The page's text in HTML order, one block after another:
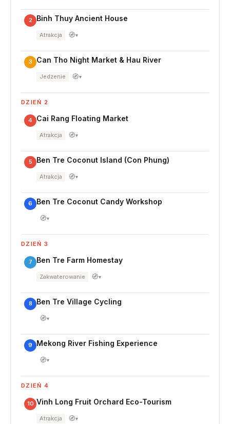
2 Binh Thuy Ancient House
Atrakcja 🧭▾
3 Can Tho Night Market & Hau River
Jedzenie 🧭▾
DZIEŃ 2
4 Cai Rang Floating Market
Atrakcja 🧭▾
5 Ben Tre Coconut Island (Con Phung)
Atrakcja 🧭▾
6 Ben Tre Coconut Candy Workshop
🧭▾
DZIEŃ 3
7 Ben Tre Farm Homestay
Zakwaterowanie 🧭▾
8 Ben Tre Village Cycling
🧭▾
9 Mekong River Fishing Experience
🧭▾
DZIEŃ 4
10 Vinh Long Fruit Orchard Eco-Tourism
Atrakcja 🧭▾